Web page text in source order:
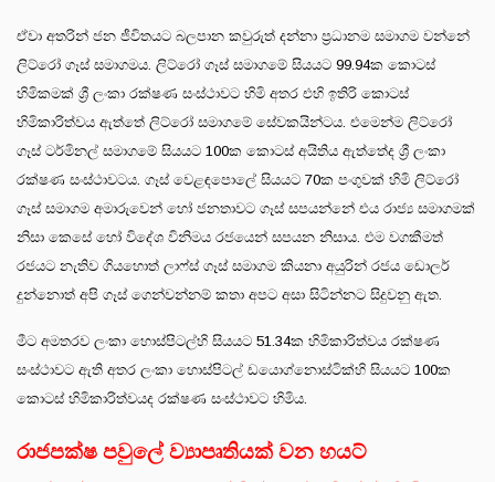
ඒවා අතරින් ජන ජීවිතයට බලපාන කවුරුත් දන්නා ප්‍රධානම සමාගම වන්නේ
ලිට්රෝ ගෑස් සමාගමය. ලිට්රෝ ගෑස් සමාගමේ සියයට 99.94ක කොටස්
හිමිකමක් ශ්‍රී ලංකා රක්ෂණ සංස්ථාවට හිමි අතර එහි ඉතිරි කොටස්
හිමිකාරිත්වය ඇත්තේ ලිට්රෝ සමාගමේ සේවකයින්ටය. එමෙන්ම ලිට්රෝ
ගෑස් ටර්මිනල් සමාගමේ සියයට 100ක කොටස් අයිතිය ඇත්තේද ශ්‍රී ලංකා
රක්ෂණ සංස්ථාවටය. ගෑස් වෙළඳපොලේ සියයට 70ක පංගුවක් හිමි ලිට්රෝ
ගෑස් සමාගම අමාරුවෙන් හෝ ජනතාවට ගෑස් සපයන්නේ එය රාජ්‍ය සමාගමක්
නිසා කෙසේ හෝ විදේශ විනිමය රජයෙන් සපයන නිසාය. එම වගකීමත්
රජයට නැතිව ගියහොත් ලාෆ්ස් ගෑස් සමාගම කියනා අයුරින් රජය ඩොලර්
දුන්නොත් අපි ගෑස් ගෙන්වන්නම් කතා අපට අසා සිටින්නට සිදුවනු ඇත.
මීට අමතරව ලංකා හොස්පිටල්හි සියයට 51.34ක හිමිකාරිත්වය රක්ෂණ
සංස්ථාවට ඇති අතර ලංකා හොස්පිටල් ඩයොග්නොස්ටික්හි සියයට 100ක
කොටස් හිමිකාරිත්වයද රක්ෂණ සංස්ථාවට හිමිය.
රාජපක්ෂ පවුලේ ව්‍යාපෘතියක් වන හයට්